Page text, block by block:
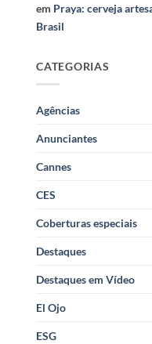
em Praya: cerveja
Brasil
CATEGORIAS
Agências
Anunciantes
Cannes
CES
Coberturas especiais
Destaques
Destaques em Vídeo
El Ojo
ESG